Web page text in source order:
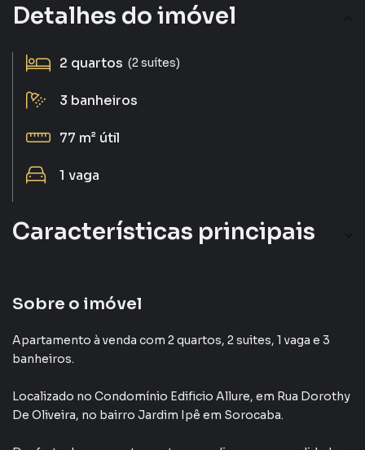
Detalhes do imóvel
2 quartos (2 suítes)
3 banheiros
77 m² útil
1 vaga
Características principais
Armário Cozinha
Portão Eletrônico
Portaria 24h
Sobre o imóvel
Apartamento à venda com 2 quartos, 2 suites, 1 vaga e 3
banheiros.
Localizado no Condomínio Edificio Allure, em Rua Dorothy
De Oliveira, no bairro Jardim Ipê em Sorocaba.